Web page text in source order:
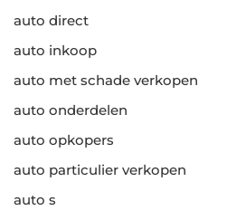
auto direct
auto inkoop
auto met schade verkopen
auto onderdelen
auto opkopers
auto particulier verkopen
auto s